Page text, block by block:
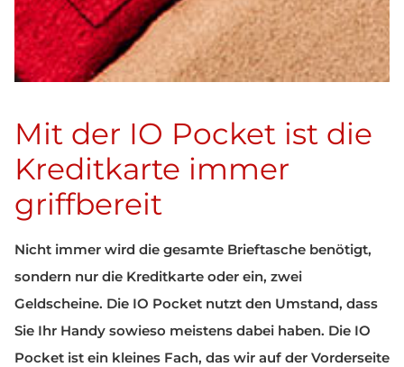
Mit der IO Pocket ist die
Kreditkarte immer
griffbereit
Nicht immer wird die gesamte Brieftasche benötigt,
sondern nur die Kreditkarte oder ein, zwei
Geldscheine. Die IO Pocket nutzt den Umstand, dass
Sie Ihr Handy sowieso meistens dabei haben. Die IO
Pocket ist ein kleines Fach, das wir auf der Vorderseite